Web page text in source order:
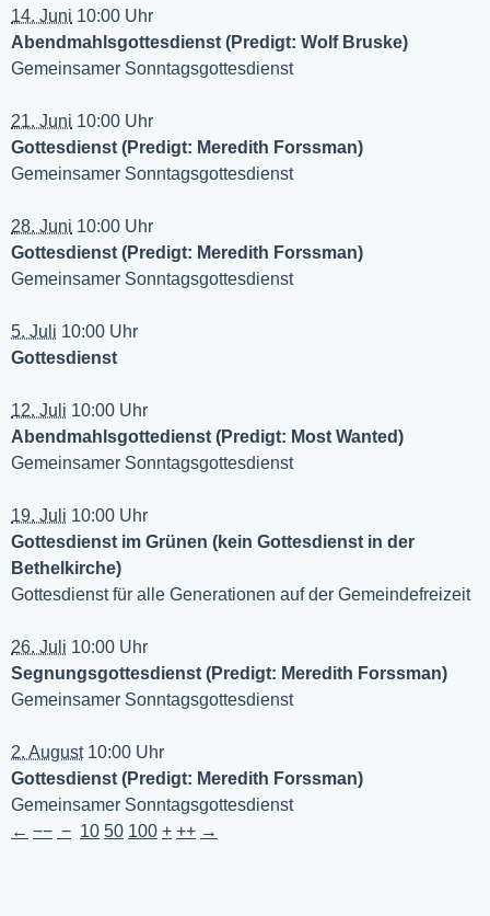
14. Juni 10:00 Uhr
Abendmahlsgottesdienst (Predigt: Wolf Bruske)
Gemeinsamer Sonntagsgottesdienst
21. Juni 10:00 Uhr
Gottesdienst (Predigt: Meredith Forssman)
Gemeinsamer Sonntagsgottesdienst
28. Juni 10:00 Uhr
Gottesdienst (Predigt: Meredith Forssman)
Gemeinsamer Sonntagsgottesdienst
5. Juli 10:00 Uhr
Gottesdienst
12. Juli 10:00 Uhr
Abendmahlsgottedienst (Predigt: Most Wanted)
Gemeinsamer Sonntagsgottesdienst
19. Juli 10:00 Uhr
Gottesdienst im Grünen (kein Gottesdienst in der
Bethelkirche)
Gottesdienst für alle Generationen auf der Gemeindefreizeit
26. Juli 10:00 Uhr
Segnungsgottesdienst (Predigt: Meredith Forssman)
Gemeinsamer Sonntagsgottesdienst
2. August10:00 Uhr
Gottesdienst (Predigt: Meredith Forssman)
Gemeinsamer Sonntagsgottesdienst
← −− − 10 50 100 + ++ →